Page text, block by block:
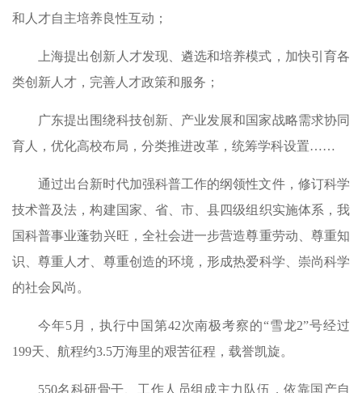
和人才自主培养良性互动；
上海提出创新人才发现、遴选和培养模式，加快引育各
类创新人才，完善人才政策和服务；
广东提出围绕科技创新、产业发展和国家战略需求协同
育人，优化高校布局，分类推进改革，统筹学科设置……
通过出台新时代加强科普工作的纲领性文件，修订科学
技术普及法，构建国家、省、市、县四级组织实施体系，我
国科普事业蓬勃兴旺，全社会进一步营造尊重劳动、尊重知
识、尊重人才、尊重创造的环境，形成热爱科学、崇尚科学
的社会风尚。
今年5月，执行中国第42次南极考察的“雪龙2”号经过
199天、航程约3.5万海里的艰苦征程，载誉凯旋。
550名科研骨干、工作人员组成主力队伍，依靠国产自